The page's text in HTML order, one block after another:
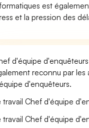
est
et la pression des
d'équipe
reconnu par
d'enquêteurs.
travail Chef d'équipe
travail Chef d'équipe